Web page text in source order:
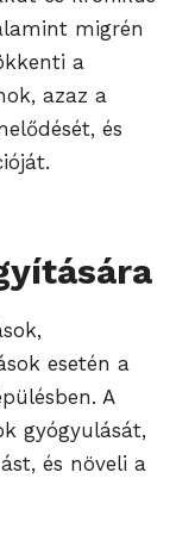
migrén
a
azaz a
és
esetén a
A
gyógyulását,
és növeli a